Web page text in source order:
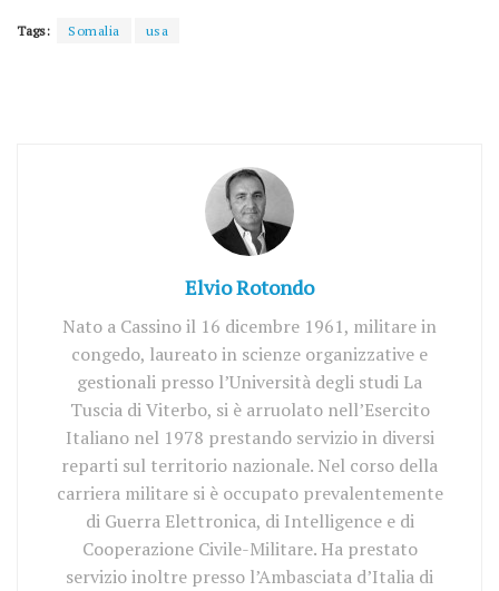
Tags: Somalia usa
Elvio Rotondo
Nato a Cassino il 16 dicembre 1961, militare in
congedo, laureato in scienze organizzative e
gestionali presso l’Università degli studi La
Tuscia di Viterbo, si è arruolato nell’Esercito
Italiano nel 1978 prestando servizio in diversi
reparti sul territorio nazionale. Nel corso della
carriera militare si è occupato prevalentemente
di Guerra Elettronica, di Intelligence e di
Cooperazione Civile-Militare. Ha prestato
servizio inoltre presso l’Ambasciata d’Italia di